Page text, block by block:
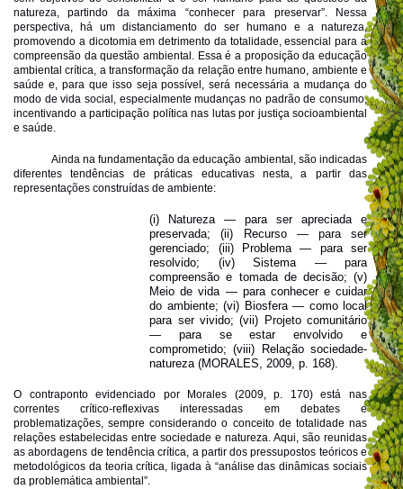
natureza, partindo da máxima “conhecer para preservar”. Nessa
perspectiva, há um distanciamento do ser humano e a natureza,
promovendo a dicotomia em detrimento da totalidade, essencial para a
compreensão da questão ambiental. Essa é a proposição da educação
ambiental crítica, a transformação da relação entre humano, ambiente e
saúde e, para que isso seja possível, será necessária a mudança do
modo de vida social, especialmente mudanças no padrão de consumo,
incentivando a participação política nas lutas por justiça socioambiental
e saúde.
Ainda na fundamentação da educação ambiental, são indicadas
diferentes tendências de práticas educativas nesta, a partir das
representações construídas de ambiente:
(i) Natureza — para ser apreciada e
preservada; (ii) Recurso — para ser
gerenciado; (iii) Problema — para ser
resolvido; (iv) Sistema — para
compreensão e tomada de decisão; (v)
Meio de vida — para conhecer e cuidar
do ambiente; (vi) Biosfera — como local
para ser vivido; (vii) Projeto comunitário
— para se estar envolvido e
comprometido; (viii) Relação sociedade-
natureza (MORALES, 2009, p. 168).
O contraponto evidenciado por Morales (2009, p. 170) está nas
correntes crítico-reflexivas interessadas em debates e
problematizações, sempre considerando o conceito de totalidade nas
relações estabelecidas entre sociedade e natureza. Aqui, são reunidas
as abordagens de tendência crítica, a partir dos pressupostos teóricos e
metodológicos da teoria crítica, ligada à “análise das dinâmicas sociais
da problemática ambiental”.